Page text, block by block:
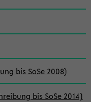
bis SoSe 2008)
bis SoSe 2014)